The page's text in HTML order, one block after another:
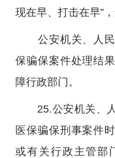
现在早、打击在早”
公安机关、人民
保骗保案件处理结
障行政部门。
25.公安机关、人
医保骗保刑事案件
或有关行政主管部